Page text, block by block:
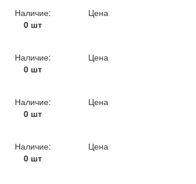
Наличие:
0 шт
Цена
Наличие:
0 шт
Цена
Наличие:
0 шт
Цена
Наличие:
0 шт
Цена